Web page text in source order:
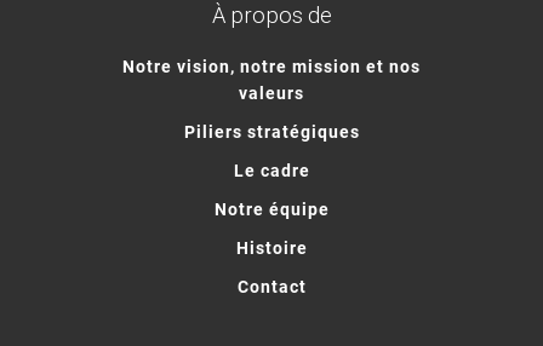
À propos de
Notre vision, notre mission et nos
valeurs
Piliers stratégiques
Le cadre
Notre équipe
Histoire
Contact